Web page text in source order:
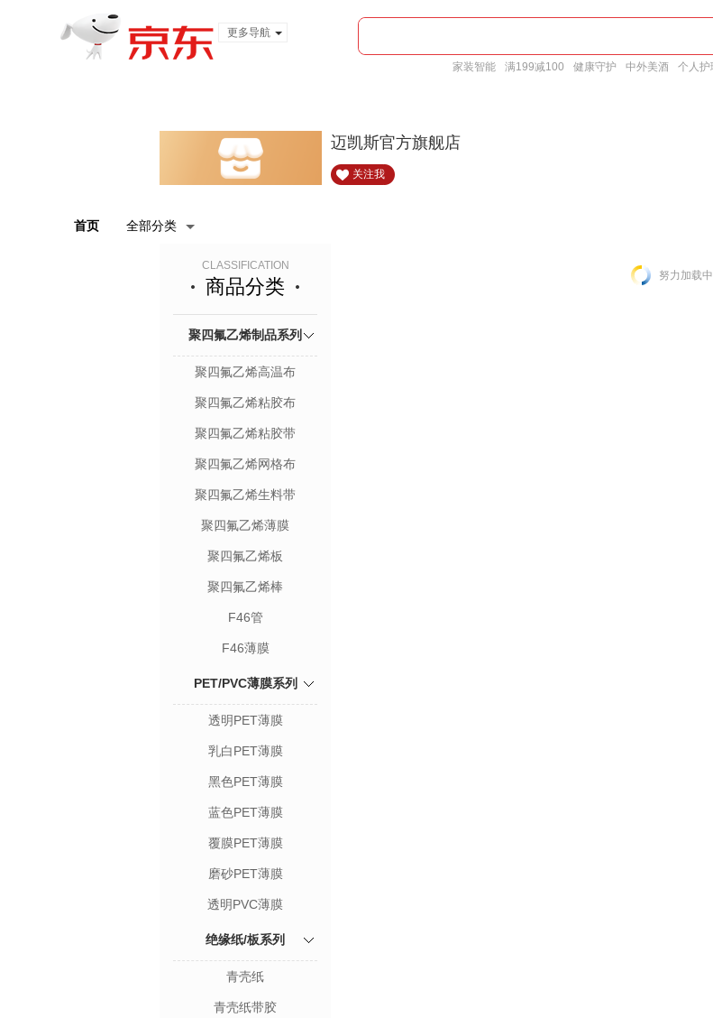
更多导航
家装智能 满199减100 健康守护 中外美酒 个人护
迈凯斯官方旗舰店
关注我
首页 全部分类
CLASSIFICATION
商品分类
聚四氟乙烯制品系列
聚四氟乙烯高温布
聚四氟乙烯粘胶布
聚四氟乙烯粘胶带
聚四氟乙烯网格布
聚四氟乙烯生料带
聚四氟乙烯薄膜
聚四氟乙烯板
聚四氟乙烯棒
F46管
F46薄膜
PET/PVC薄膜系列
透明PET薄膜
乳白PET薄膜
黑色PET薄膜
蓝色PET薄膜
覆膜PET薄膜
磨砂PET薄膜
透明PVC薄膜
绝缘纸/板系列
青壳纸
青壳纸带胶
努力加载